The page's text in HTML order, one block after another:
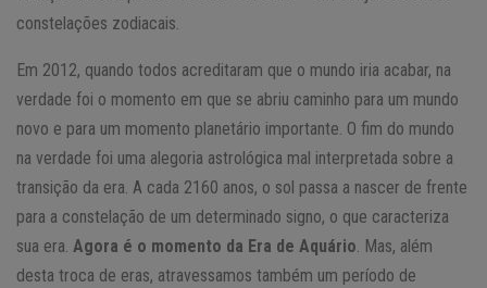
constelações zodiacais.
Em 2012, quando todos acreditaram que o mundo iria acabar, na
verdade foi o momento em que se abriu caminho para um mundo
novo e para um momento planetário importante. O fim do mundo
na verdade foi uma alegoria astrológica mal interpretada sobre a
transição da era. A cada 2160 anos, o sol passa a nascer de frente
para a constelação de um determinado signo, o que caracteriza
sua era. Agora é o momento da Era de Aquário . Mas, além
desta troca de eras, atravessamos também um período de